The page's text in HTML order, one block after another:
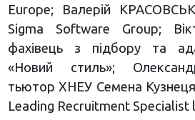
Europe; Валерій
Sigma Software Group;
фахівець з підбору та
«Новий стиль»;
тьютор ХНЕУ Семена
Leading Recruitment Specialist